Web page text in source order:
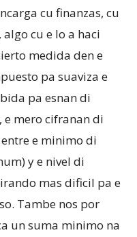
cu finanzas, cu
algo cu e lo a haci
medida den e
pa suaviza e
pa esnan di
e mero cifranan di
e minimo di
y e nivel di
mas dificil pa e
Tambe nos por
un suma minimo na